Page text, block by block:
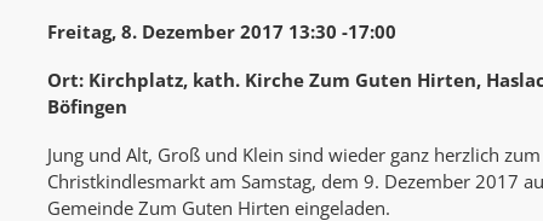
Freitag, 8. Dezember 2017 13:30 -17:00
Ort: Kirchplatz, kath. Kirche Zum Guten Hirten,
Böfingen
Jung und Alt, Groß und Klein sind wieder ganz herzlich
Christkindlesmarkt am Samstag, dem 9. Dezember 2017
Gemeinde Zum Guten Hirten eingeladen.